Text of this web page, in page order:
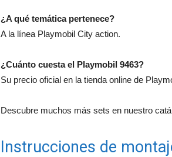
¿A qué temática pertenece?
A la línea Playmobil City action.
¿Cuánto cuesta el Playmobil 9463?
Su precio oficial en la tienda online de
Descubre muchos más sets en nuestro
Instrucciones de